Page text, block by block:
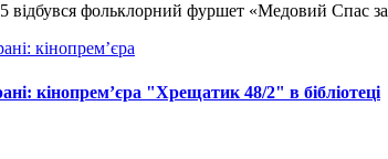
відбувся фольклорний фуршет «Медовий Спас
кінопрем’єра "Хрещатик 48/2" в бібліотеці